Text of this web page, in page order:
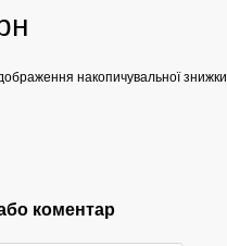
накопичувальної знижки
коментар